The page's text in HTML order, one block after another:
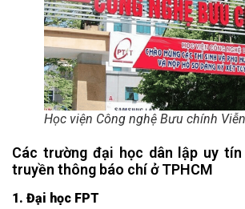
Học viện Công nghệ Bưu chính
Các trường đại học dân lập uy
truyền thông báo chí ở TPHCM
1. Đại học FPT